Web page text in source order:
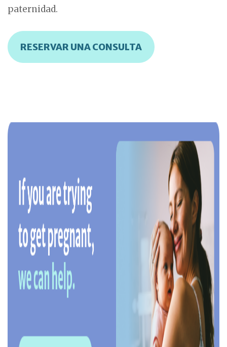
paternidad.
RESERVAR UNA CONSULTA